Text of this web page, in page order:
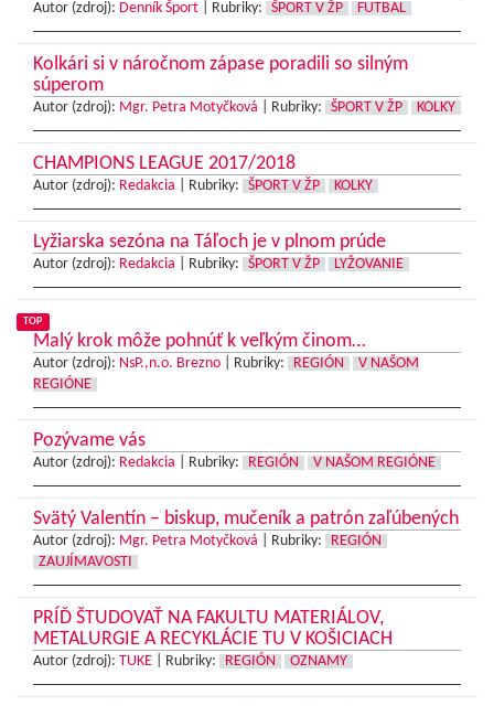
Autor (zdroj): Denník Šport Rubriky: ŠPORT V ŽP FUTBAL
Kolkári si v náročnom zápase poradili so silným
súperom
Autor (zdroj): Mgr. Petra Motyčková Rubriky: ŠPORT V ŽP KOLKY
CHAMPIONS LEAGUE 2017/2018
Autor (zdroj): Redakcia Rubriky: ŠPORT V ŽP KOLKY
Lyžiarska sezóna na Táľoch je v plnom prúde
Autor (zdroj): Redakcia Rubriky: ŠPORT V ŽP LYŽOVANIE
TOP
Malý krok môže pohnúť k veľkým činom…
Autor (zdroj): NsP.,n.o. Brezno Rubriky: REGIÓN
V NAŠOM
REGIÓNE
Pozývame vás
Autor (zdroj): Redakcia Rubriky: REGIÓN V NAŠOM REGIÓNE
Svätý Valentín – biskup, mučeník a patrón zaľúbených
Autor (zdroj): Mgr. Petra Motyčková Rubriky:
REGIÓN
ZAUJÍMAVOSTI
PRÍĎ ŠTUDOVAŤ NA FAKULTU MATERIÁLOV,
METALURGIE A RECYKLÁCIE TU V KOŠICIACH
Autor (zdroj): TUKE Rubriky: REGIÓN OZNAMY